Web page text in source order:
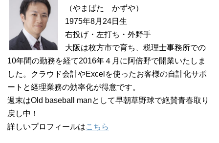
（やまばた かずや）
1975年8月24日生
右投げ・左打ち・外野手
大阪は枚方市で育ち、税理士事務所での
10年間の勤務を経て2016年４月に阿倍野で開業いたしま
した。クラウド会計やExcelを使ったお客様の自計化サポ
ートと経理業務の効率化が得意です。
週末はOld baseball manとして早朝草野球で絶賛青春取り
戻し中！
詳しいプロフィールはこちら